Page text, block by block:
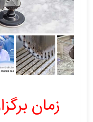
زمان